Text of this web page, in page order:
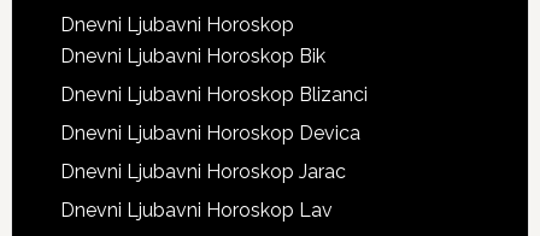
Dnevni Ljubavni Horoskop
Dnevni Ljubavni Horoskop Bik
Dnevni Ljubavni Horoskop Blizanci
Dnevni Ljubavni Horoskop Devica
Dnevni Ljubavni Horoskop Jarac
Dnevni Ljubavni Horoskop Lav